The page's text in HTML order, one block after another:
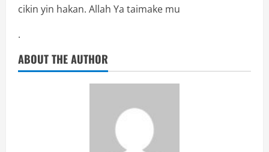
cikin yin hakan. Allah Ya taimake mu
.
ABOUT THE AUTHOR